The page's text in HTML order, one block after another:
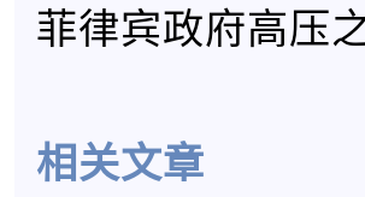
菲律宾政府高压
相关文章